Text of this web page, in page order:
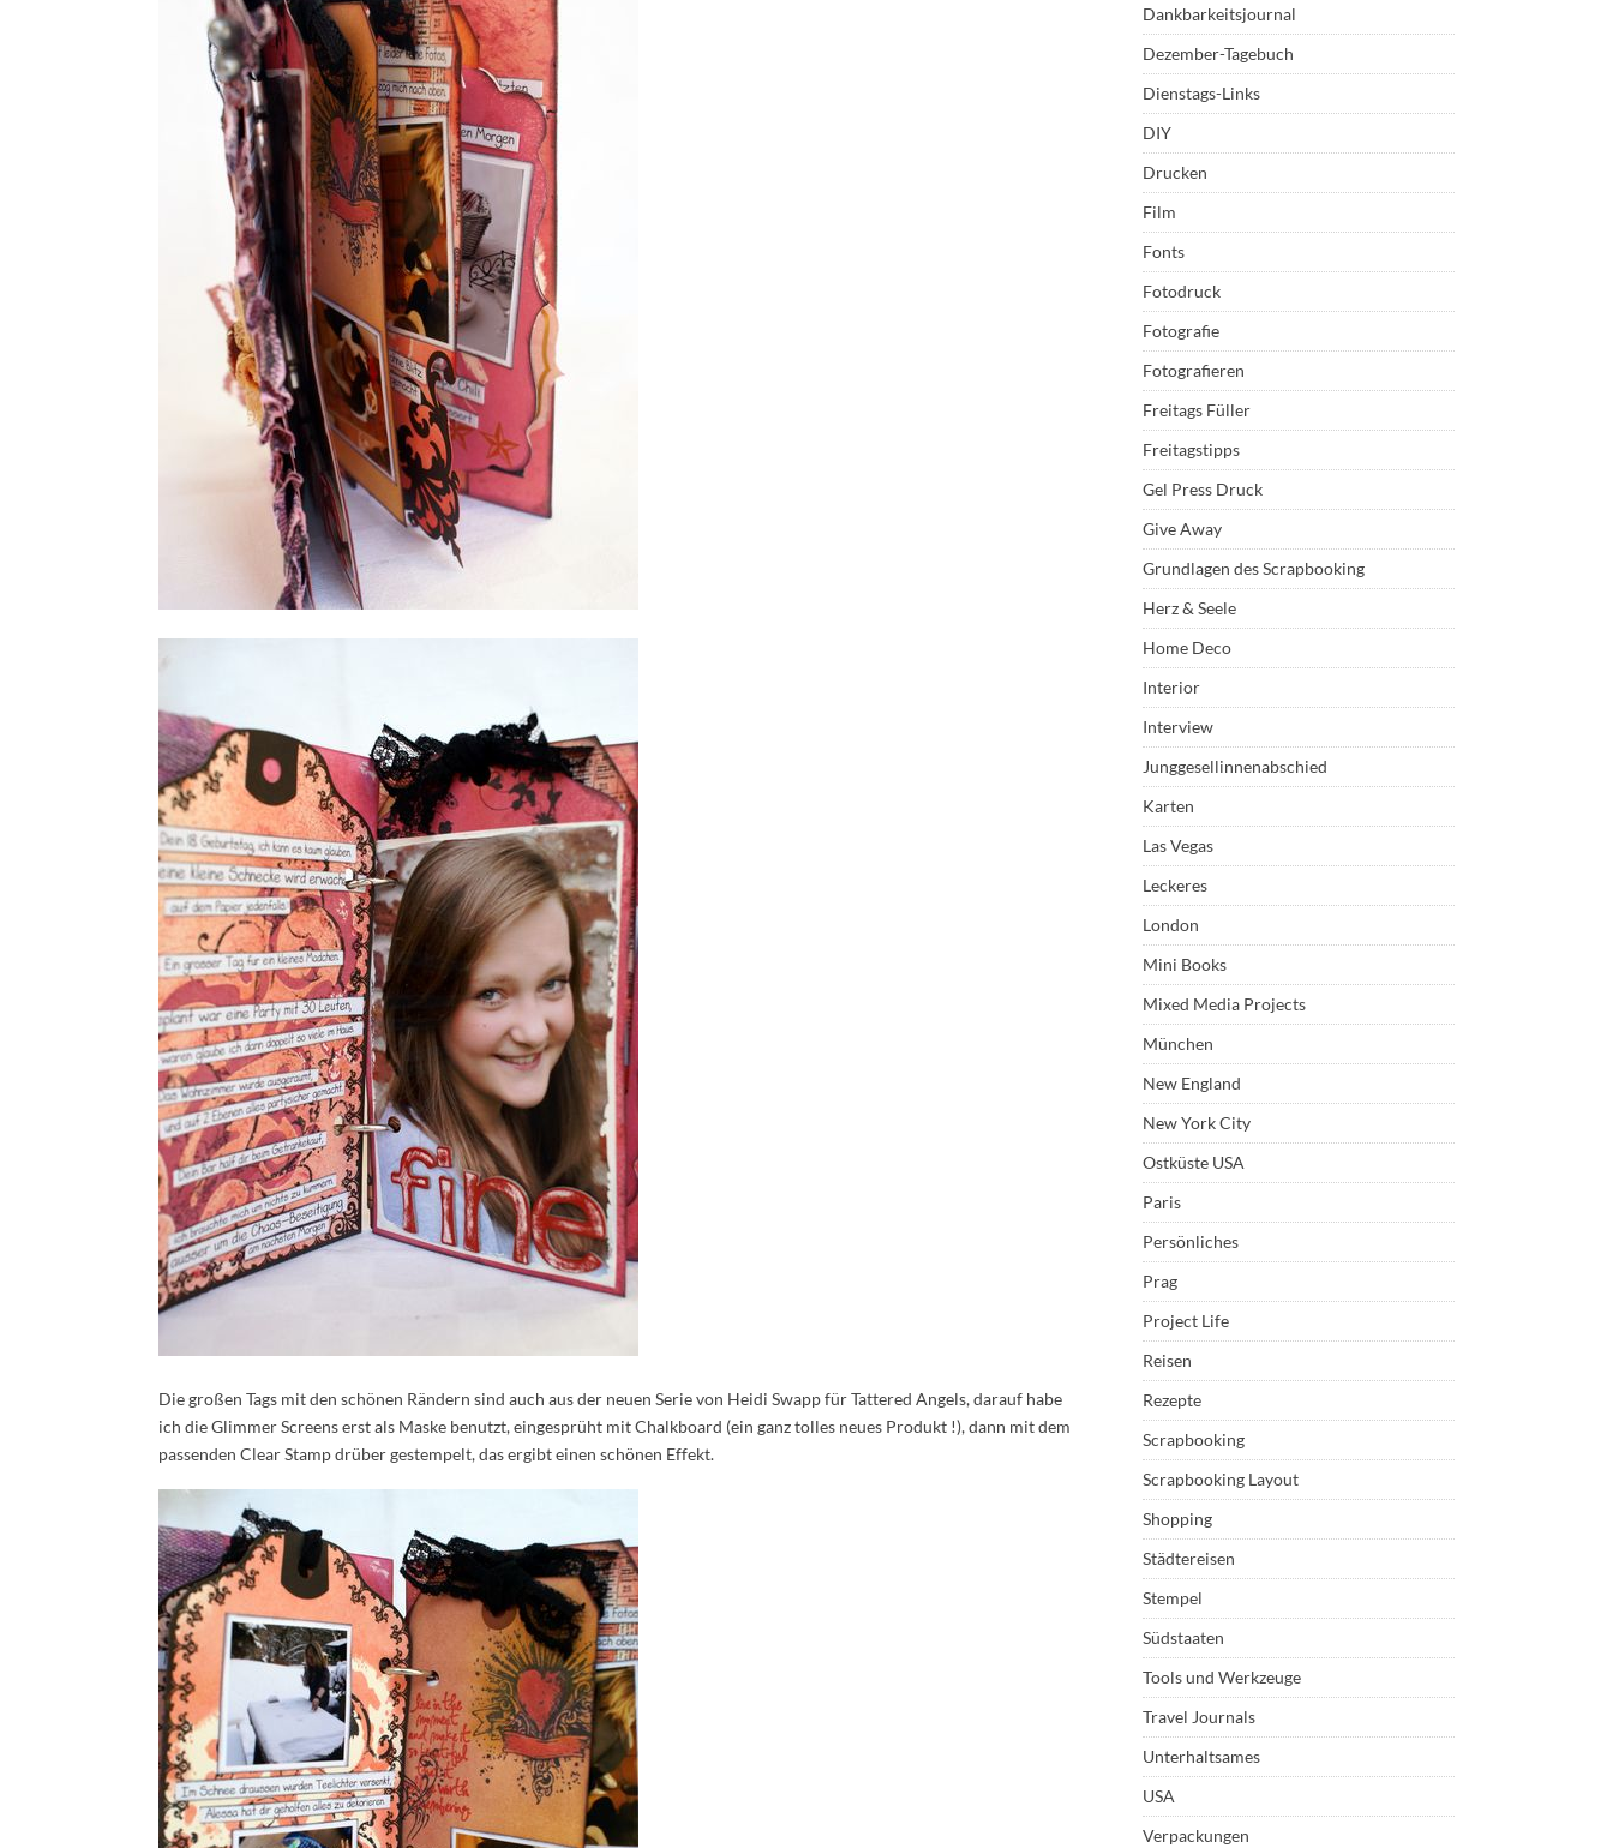
Die großen Tags mit den schönen Rändern sind auch aus der neuen Serie von Heidi Swapp für Tattered Angels, darauf habe
ich die Glimmer Screens erst als Maske benutzt, eingesprüht mit Chalkboard (ein ganz tolles neues Produkt !), dann mit dem
passenden Clear Stamp drüber gestempelt, das ergibt einen schönen Effekt.
Dankbarkeitsjournal
Dezember-Tagebuch
Dienstags-Links
DIY
Drucken
Film
Fonts
Fotodruck
Fotografie
Fotografieren
Freitags Füller
Freitagstipps
Gel Press Druck
Give Away
Grundlagen des Scrapbooking
Herz & Seele
Home Deco
Interior
Interview
Junggesellinnenabschied
Karten
Las Vegas
Leckeres
London
Mini Books
Mixed Media Projects
München
New England
New York City
Ostküste USA
Paris
Persönliches
Prag
Project Life
Reisen
Rezepte
Scrapbooking
Scrapbooking Layout
Shopping
Städtereisen
Stempel
Südstaaten
Tools und Werkzeuge
Travel Journals
Unterhaltsames
USA
Verpackungen